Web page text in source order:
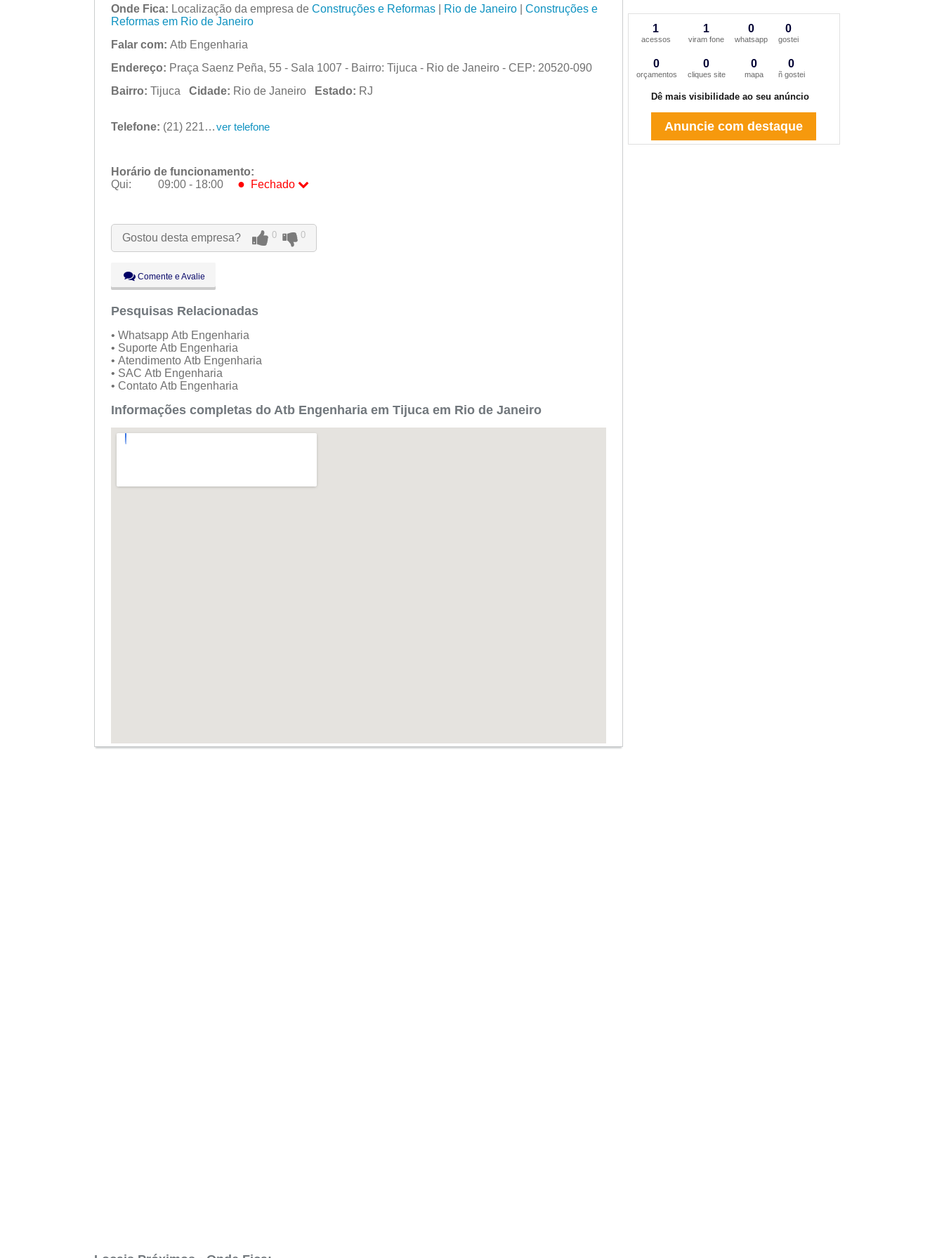
Onde Fica: Localização da empresa de Construções e Reformas| Rio de Janeiro| Construções e
Reformas em Rio de Janeiro
Falar com: Atb Engenharia
Endereço: Praça Saenz Peña, 55 - Sala 1007 - Bairro: Tijuca - Rio de Janeiro - CEP: 20520-090
Bairro: Tijuca Cidade: Rio de Janeiro Estado: RJ
Telefone: (21) 2214-5122 ver telefone
Horário de funcionamento:
Qui:
09:00 - 18:00 ● Fechado
Ter:
09:00 - 18:00
Qua:
09:00 - 18:00
Sex:
09:00 - 18:00
Sáb:
Fechado
Dom:
Fechado
Gostou desta empresa? 0 0
Comente e Avalie
Pesquisas Relacionadas
• Whatsapp Atb Engenharia
• Suporte Atb Engenharia
• Atendimento Atb Engenharia
• SAC Atb Engenharia
• Contato Atb Engenharia
Informações completas do Atb Engenharia em Tijuca em Rio de Janeiro
1
acessos
1
viram fone
0
whatsapp
0
gostei
0
orçamentos
0
cliques site
0
mapa
0
ñ gostei
Dê mais visibilidade ao seu anúncio
Anuncie com destaque